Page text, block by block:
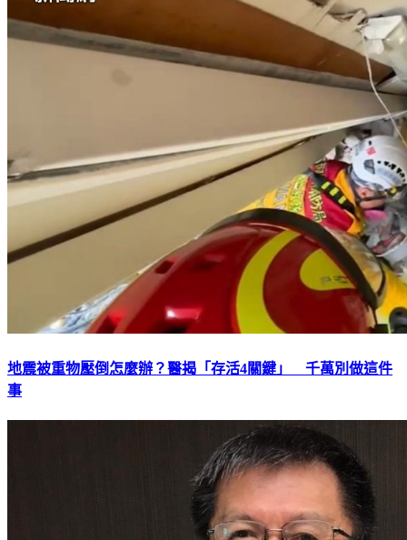
地震被重物壓倒怎麼辦？醫揭「存活4關鍵」 千萬別做這件
事